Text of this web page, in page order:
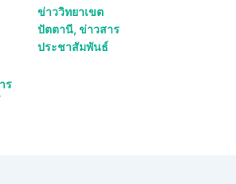
ร
ข่าววิทยาเขต
ปัตตานี, ข่าวสาร
ประชาสัมพันธ์